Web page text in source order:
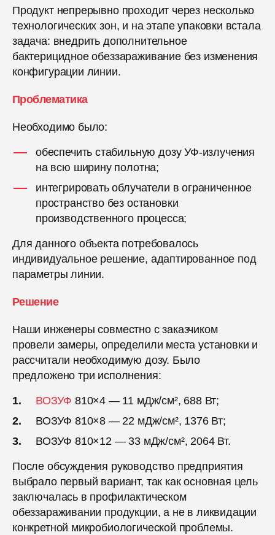
Продукт непрерывно проходит через несколько
технологических зон, и на этапе упаковки встала
задача: внедрить дополнительное
бактерицидное обеззараживание без изменения
конфигурации линии.
Проблематика
Необходимо было:
обеспечить стабильную дозу УФ-излучения
на всю ширину полотна;
интегрировать облучатели в ограниченное
пространство без остановки
производственного процесса;
Для данного объекта потребовалось
индивидуальное решение, адаптированное под
параметры линии.
Решение
Наши инженеры совместно с заказчиком
провели замеры, определили места установки и
рассчитали необходимую дозу. Было
предложено три исполнения:
ВОЗУФ 810×4 — 11 мДж/см², 688 Вт;
ВОЗУФ 810×8 — 22 мДж/см², 1376 Вт;
ВОЗУФ 810×12 — 33 мДж/см², 2064 Вт.
После обсуждения руководство предприятия
выбрало первый вариант, так как основная цель
заключалась в профилактическом
обеззараживании продукции, а не в ликвидации
конкретной микробиологической проблемы.